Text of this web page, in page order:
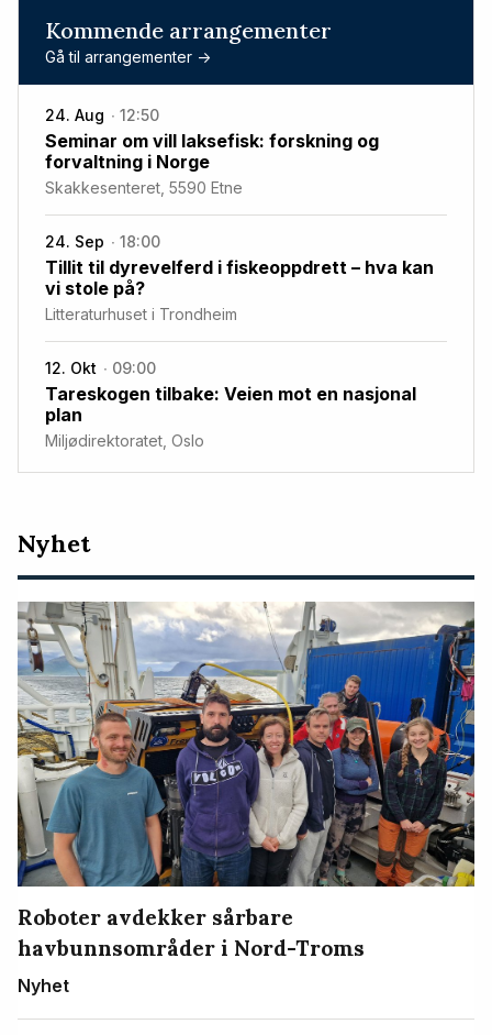
Kommende arrangementer
Gå til arrangementer ->
24. Aug 12:50
Seminar om vill laksefisk: forskning og
forvaltning i Norge
Skakkesenteret, 5590 Etne
24. Sep 18:00
Tillit til dyrevelferd i fiskeoppdrett – hva kan
vi stole på?
Litteraturhuset i Trondheim
12. Okt 09:00
Tareskogen tilbake: Veien mot en nasjonal
plan
Miljødirektoratet, Oslo
Nyeste
artikler
Nyhet
Roboter avdekker sårbare
havbunnsområder i Nord-Troms
Nyhet